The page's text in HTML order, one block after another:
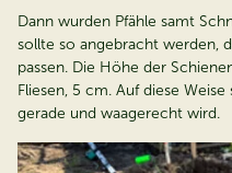
Dann wurden Pfähle samt
sollte so angebracht werden,
passen. Die Höhe der
Fliesen, 5 cm. Auf diese
gerade und waagerecht wird.